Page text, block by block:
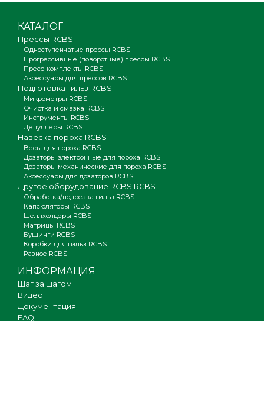
КАТАЛОГ
Прессы RCBS
Одноступенчатые прессы RCBS
Прогрессивные (поворотные) прессы RCBS
Пресс-комплекты RCBS
Аксессуары для прессов RCBS
Подготовка гильз RCBS
Микрометры RCBS
Очистка и смазка RCBS
Инструменты RCBS
Депуллеры RCBS
Навеска пороха RCBS
Весы для пороха RCBS
Дозаторы электронные для пороха RCBS
Дозаторы механические для пороха RCBS
Аксессуары для дозаторов RCBS
Другое оборудование RCBS RCBS
Обработка/подрезка гильз RCBS
Капсюляторы RCBS
Шеллхолдеры RCBS
Матрицы RCBS
Бушинги RCBS
Коробки для гильз RCBS
Разное RCBS
ИНФОРМАЦИЯ
Шаг за шагом
Видео
Документация
FAQ